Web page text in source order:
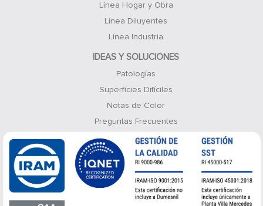
Línea Hogar y Obra
Línea Diluyentes
Línea Industria
IDEAS Y SOLUCIONES
Patologías
Superficies Difíciles
Notas de Color
Preguntas Frecuentes